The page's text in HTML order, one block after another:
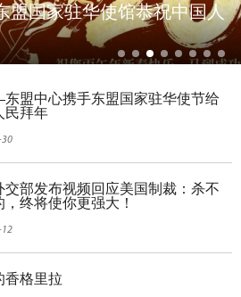
国家驻华使馆恭祝中国人
盟中心携手东盟国家驻华使节给
民拜年
30
交部发布视频回应美国制裁：杀不
，终将使你更强大！
12
香格里拉